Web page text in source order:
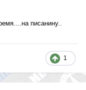
писанину..
1